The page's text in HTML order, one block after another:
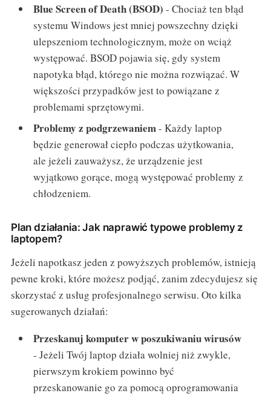
Blue Screen of Death (BSOD) - Chociaż ten błąd
systemu Windows jest mniej powszechny dzięki
ulepszeniom technologicznym, może on wciąż
występować. BSOD pojawia się, gdy system
napotyka błąd, którego nie można rozwiązać. W
większości przypadków jest to powiązane z
problemami sprzętowymi.
Problemy z podgrzewaniem- Każdy laptop
będzie generował ciepło podczas użytkowania,
ale jeżeli zauważysz, że urządzenie jest
wyjątkowo gorące, mogą występować problemy z
chłodzeniem.
Plan działania: Jak naprawić typowe problemy z
laptopem?
Jeżeli napotkasz jeden z powyższych problemów, istnieją
pewne kroki, które możesz podjąć, zanim zdecydujesz się
skorzystać z usług profesjonalnego serwisu. Oto kilka
sugerowanych działań:
Przeskanuj komputer w poszukiwaniu wirusów
- Jeżeli Twój laptop działa wolniej niż zwykle,
pierwszym krokiem powinno być
przeskanowanie go za pomocą oprogramowania